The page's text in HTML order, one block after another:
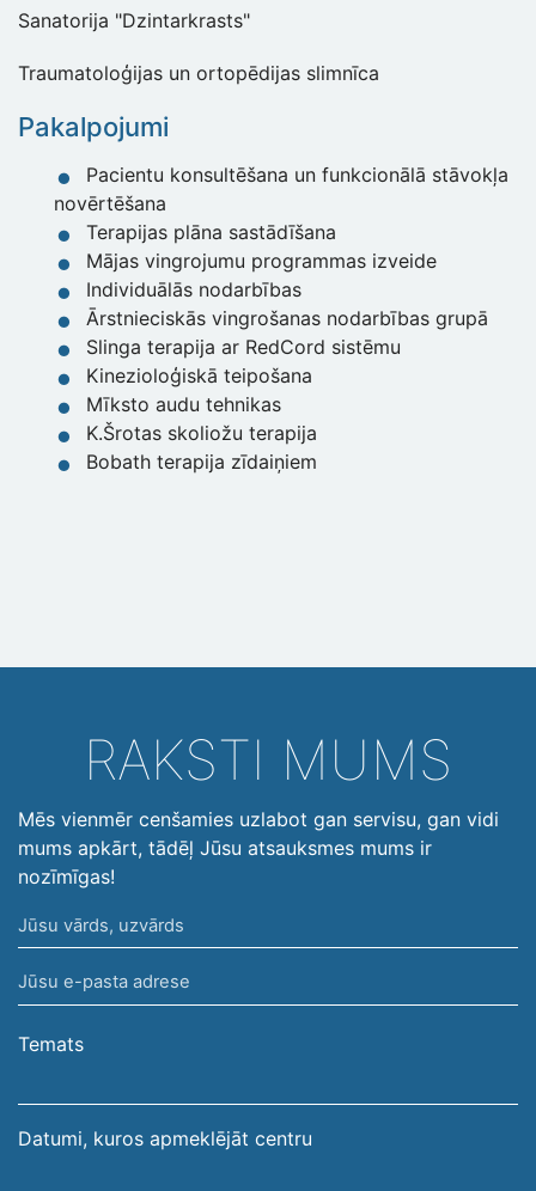
Sanatorija "Dzintarkrasts"
Traumatoloģijas un ortopēdijas slimnīca
Pakalpojumi
Pacientu konsultēšana un funkcionālā stāvokļa
novērtēšana
Terapijas plāna sastādīšana
Mājas vingrojumu programmas izveide
Individuālās nodarbības
Ārstnieciskās vingrošanas nodarbības grupā
Slinga terapija ar RedCord sistēmu
Kinezioloģiskā teipošana
Mīksto audu tehnikas
K.Šrotas skoliožu terapija
Bobath terapija zīdaiņiem
RAKSTI MUMS
Mēs vienmēr cenšamies uzlabot gan servisu, gan vidi
mums apkārt, tādēļ Jūsu atsauksmes mums ir
nozīmīgas!
Jūsu
vārds,
uzvārds
Jūsu
e-
pasta
Temats
Datumi, kuros apmeklējāt centru